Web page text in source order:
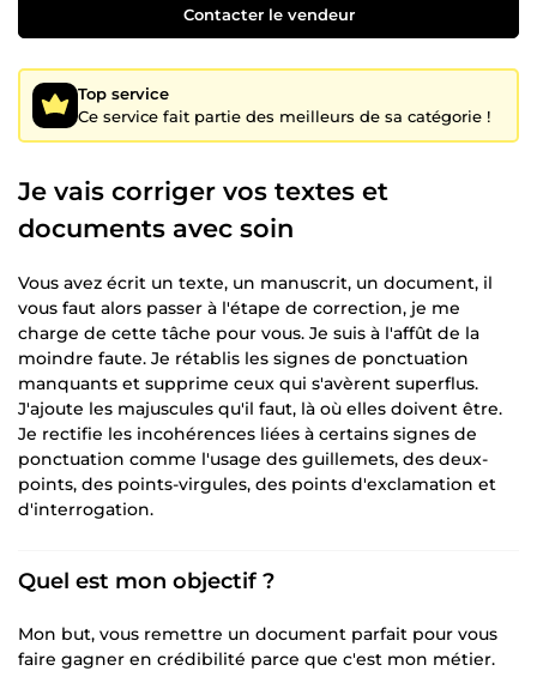
Contacter le vendeur
Top service
Ce service fait partie des meilleurs de sa catégorie !
Je vais corriger vos textes et
documents avec soin
Vous avez écrit un texte, un manuscrit, un document, il
vous faut alors passer à l'étape de correction, je me
charge de cette tâche pour vous. Je suis à l'affût de la
moindre faute. Je rétablis les signes de ponctuation
manquants et supprime ceux qui s'avèrent superflus.
J'ajoute les majuscules qu'il faut, là où elles doivent être.
Je rectifie les incohérences liées à certains signes de
ponctuation comme l'usage des guillemets, des deux-
points, des points-virgules, des points d'exclamation et
d'interrogation.
Quel est mon objectif ?
Mon but, vous remettre un document parfait pour vous
faire gagner en crédibilité parce que c'est mon métier.